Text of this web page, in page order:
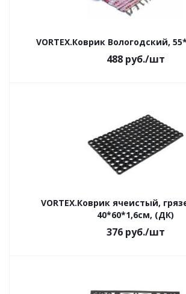
488руб./шт
VORTEX.Коврик ячеистый,
40*60*1,6см, (ДК)
376руб./шт